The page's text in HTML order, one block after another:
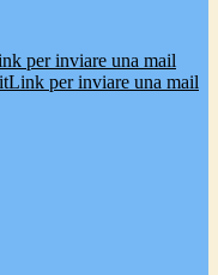
per inviare una mail
Link per inviare una mail